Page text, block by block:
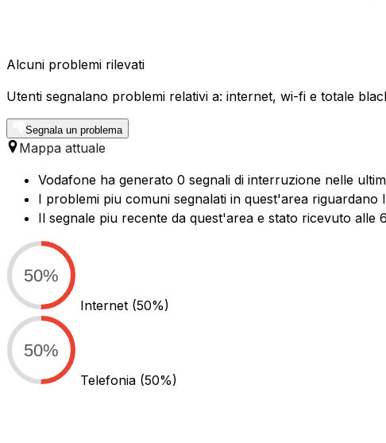
Alcuni problemi rilevati
Utenti segnalano problemi relativi a: internet, wi-fi e totale
Segnala un problema
Mappa attuale
Vodafone ha generato 0 segnali di interruzione nelle
I problemi piu comuni segnalati in quest'area riguardano
Il segnale piu recente da quest'area e stato ricevuto alle
50%
Internet (50%)
50%
Telefonia (50%)